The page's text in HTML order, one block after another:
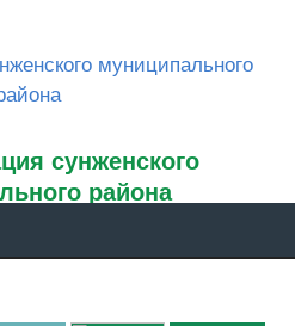
сунженского
района
сайт